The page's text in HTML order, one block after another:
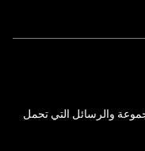
والرسائل التي تحمل